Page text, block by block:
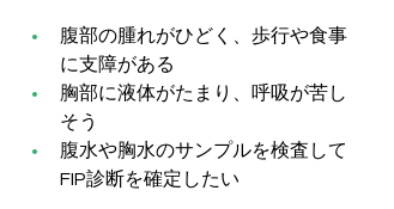
腹部の腫れがひどく、歩行や食事
に支障がある
胸部に液体がたまり、呼吸が苦し
そう
腹水や胸水のサンプルを検査して
FIP診断を確定したい